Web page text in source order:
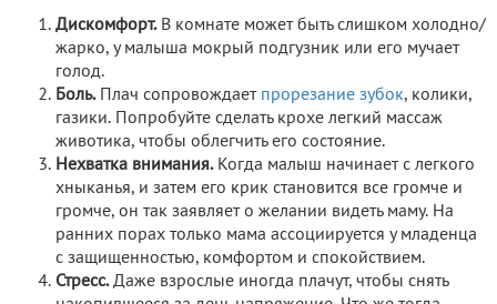
Дискомфорт.В комнате может быть слишком холодно/
жарко, у малыша мокрый подгузник или его мучает
голод.
Боль.Плач сопровождает прорезание зубок, колики,
газики. Попробуйте сделать крохе легкий массаж
животика, чтобы облегчить его состояние.
Нехватка внимания.Когда малыш начинает с легкого
хныканья, и затем его крик становится все громче и
громче, он так заявляет о желании видеть маму. На
ранних порах только мама ассоциируется у младенца
с защищенностью, комфортом и спокойствием.
Стресс.Даже взрослые иногда плачут, чтобы снять